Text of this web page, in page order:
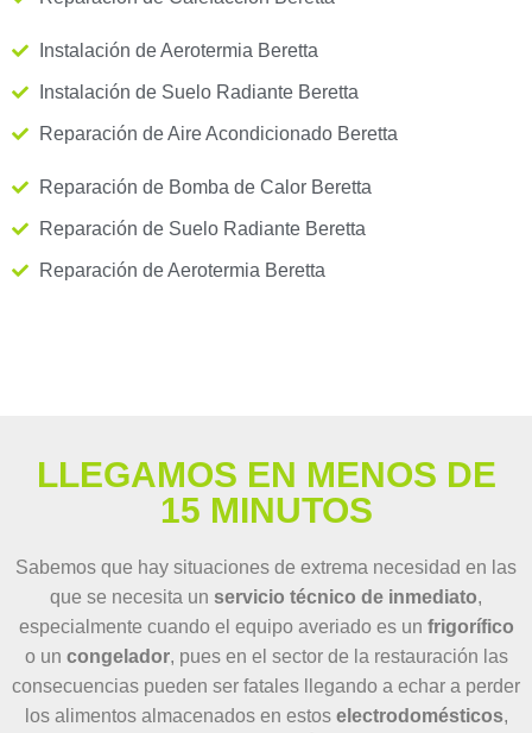
Instalación de Aerotermia Beretta
Instalación de Suelo Radiante Beretta
Reparación de Aire Acondicionado Beretta
Reparación de Bomba de Calor Beretta
Reparación de Suelo Radiante Beretta
Reparación de Aerotermia Beretta
LLEGAMOS EN MENOS DE
15 MINUTOS
Sabemos que hay situaciones de extrema necesidad en las
que se necesita un servicio técnico de inmediato,
especialmente cuando el equipo averiado es un frigorífico
o un congelador, pues en el sector de la restauración las
consecuencias pueden ser fatales llegando a echar a perder
los alimentos almacenados en estos electrodomésticos,